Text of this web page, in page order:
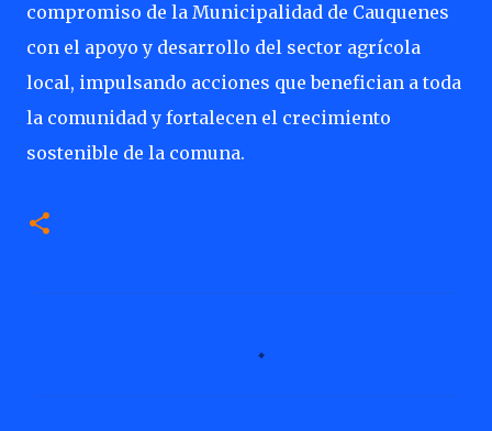
compromiso de la Municipalidad de Cauquenes
con el apoyo y desarrollo del sector agrícola
local, impulsando acciones que benefician a toda
la comunidad y fortalecen el crecimiento
sostenible de la comuna.